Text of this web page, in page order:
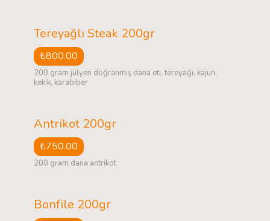
Tereyağlı Steak 200gr
₺800.00
200 gram jülyen doğranmış dana eti, tereyağı, kajun,
kekik, karabiber
Antrikot 200gr
₺750.00
200 gram dana antrikot
Bonfile 200gr